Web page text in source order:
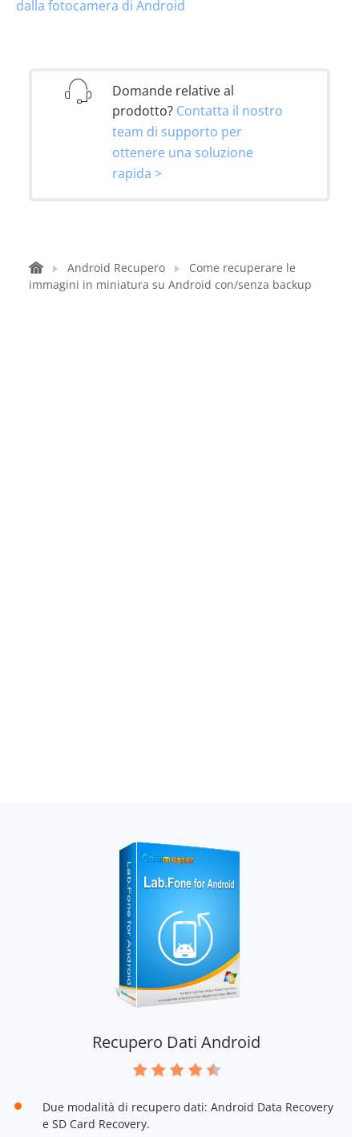
dalla fotocamera di Android
Domande relative al
prodotto? Contatta il nostro
team di supporto per
ottenere una soluzione
rapida >
Android Recupero
Come recuperare le
immagini in miniatura su Android con/senza backup
Recupero Dati Android
Due modalità di recupero dati: Android Data Recovery
e SD Card Recovery.